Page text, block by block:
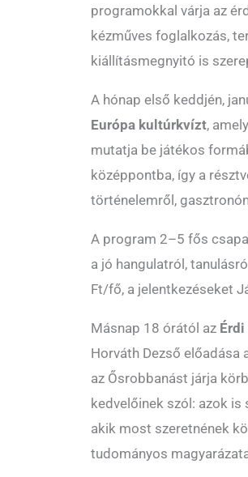
programokkal várja az
kézműves foglalkozás,
kiállításmegnyitó is
A hónap első keddjén,
Európa kultúrkvízt,
mutatja be játékos
középpontba, így a
történelemről,
A program 2–5 fős
a jó hangulatról,
Ft/fő, a jelentkezéseket
Másnap 18 órától az
Horváth Dezső előadása
az Ősrobbanást járja
kedvelőinek szól: azok
akik most szeretnének
tudományos